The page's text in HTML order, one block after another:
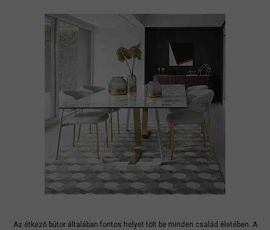
Az étkező bútor általában fontos helyet tölt be minden család életében. A